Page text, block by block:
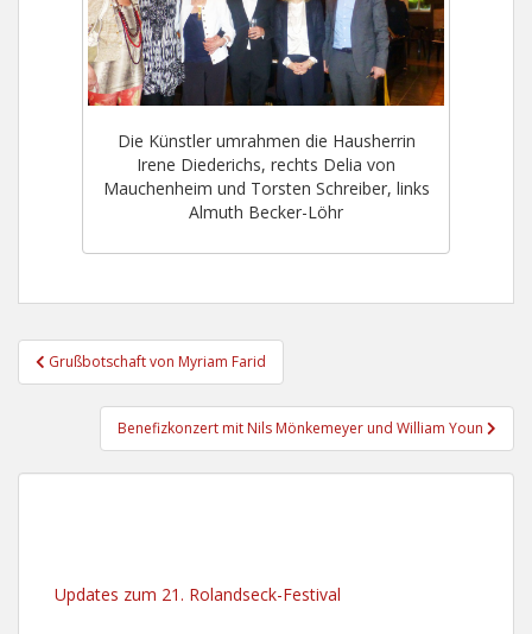
Die Künstler umrahmen die Hausherrin
Irene Diederichs, rechts Delia von
Mauchenheim und Torsten Schreiber, links
Almuth Becker-Löhr
Beitragsnavigation
Grußbotschaft von Myriam Farid
Benefizkonzert mit Nils Mönkemeyer und William Youn
Updates zum 21. Rolandseck-Festival